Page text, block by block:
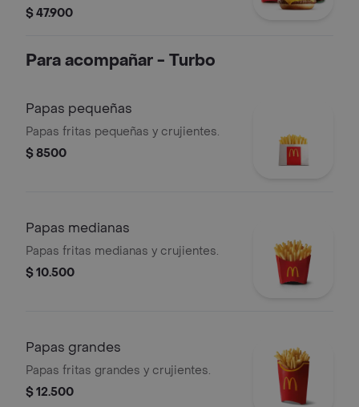
doble queso cheddar cremoso,
Acompañada de papas fritas
elección.
$ 47.900
Para acompañar - Turbo
Papas pequeñas
Papas fritas pequeñas y crujientes.
$ 8500
Papas medianas
Papas fritas medianas y crujientes.
$ 10.500
Papas grandes
Papas fritas grandes y crujientes.
$ 12.500